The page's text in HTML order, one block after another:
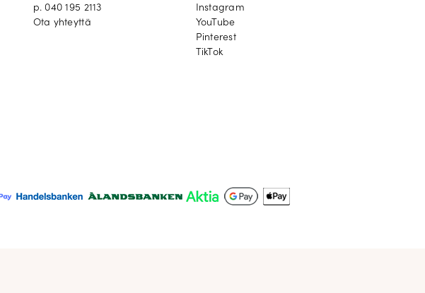
p.040 195 2113
Ota yhteyttä
Instagram
Instagram
YouTube
YouTube
Pinterest
Pinterest
TikTok
TikTok